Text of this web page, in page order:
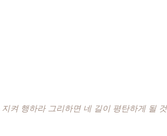
켜 행하라 그리하면 네 길이 평탄하게 될